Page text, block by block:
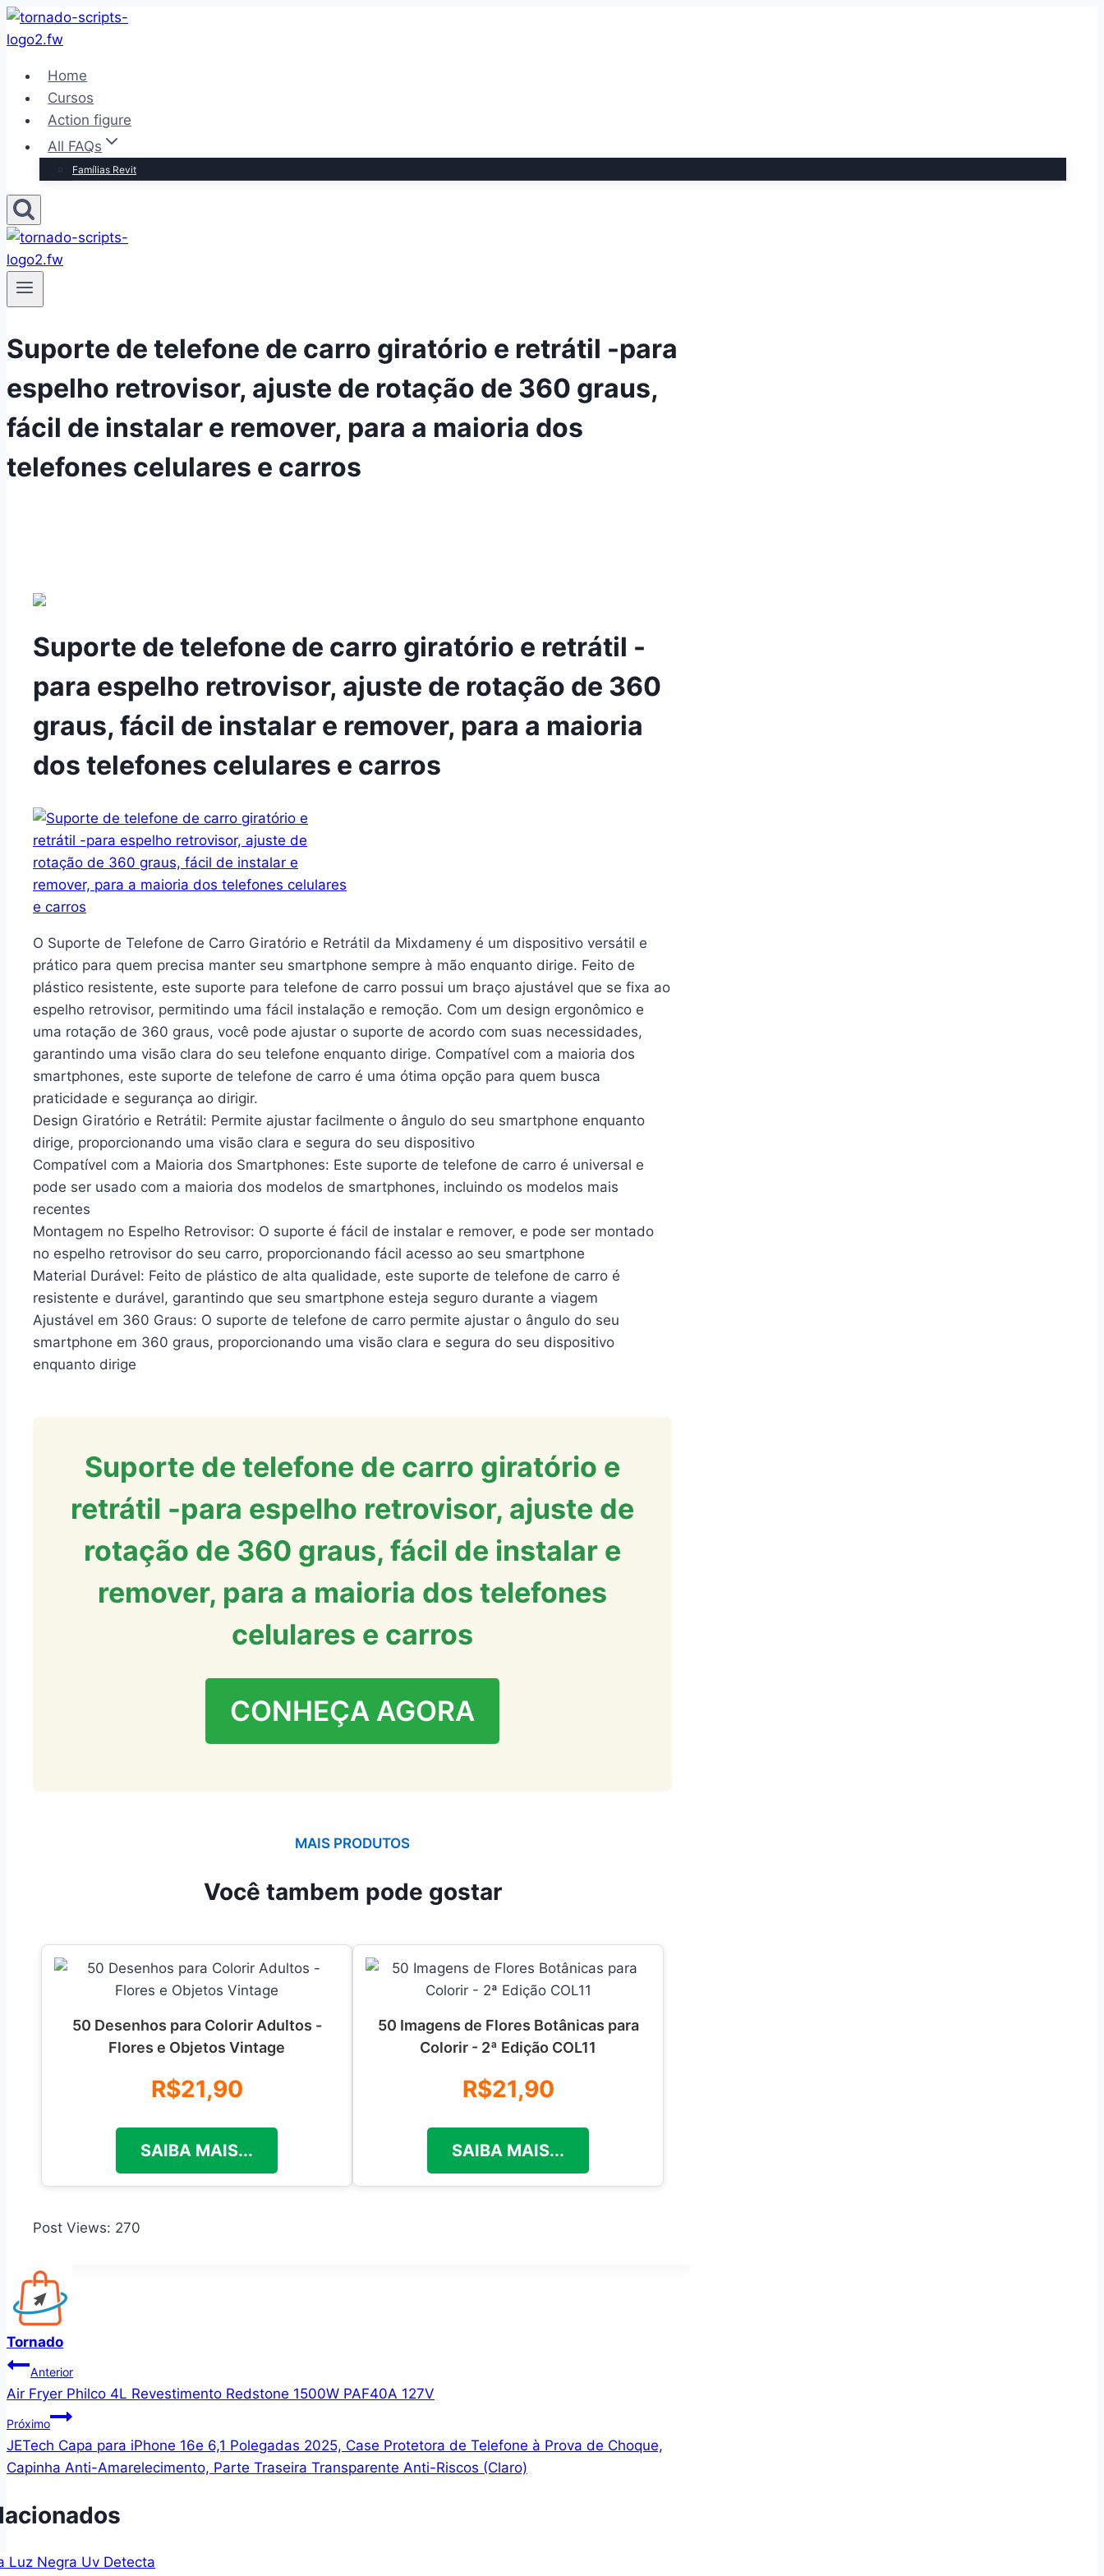
Pular
para
Conteúdo
Home
Cursos
Action figure
All FAQs
Famílias Revit
Suporte de telefone de carro giratório e retrátil -para
espelho retrovisor, ajuste de rotação de 360 ​​graus,
fácil de instalar e remover, para a maioria dos
telefones celulares e carros
Suporte de telefone de carro giratório e retrátil -
para espelho retrovisor, ajuste de rotação de 360 ​​
graus, fácil de instalar e remover, para a maioria
dos telefones celulares e carros
O Suporte de Telefone de Carro Giratório e Retrátil da Mixdameny é um dispositivo versátil e
prático para quem precisa manter seu smartphone sempre à mão enquanto dirige. Feito de
plástico resistente, este suporte para telefone de carro possui um braço ajustável que se fixa ao
espelho retrovisor, permitindo uma fácil instalação e remoção. Com um design ergonômico e
uma rotação de 360 graus, você pode ajustar o suporte de acordo com suas necessidades,
garantindo uma visão clara do seu telefone enquanto dirige. Compatível com a maioria dos
smartphones, este suporte de telefone de carro é uma ótima opção para quem busca
praticidade e segurança ao dirigir.
Design Giratório e Retrátil: Permite ajustar facilmente o ângulo do seu smartphone enquanto
dirige, proporcionando uma visão clara e segura do seu dispositivo
Compatível com a Maioria dos Smartphones: Este suporte de telefone de carro é universal e
pode ser usado com a maioria dos modelos de smartphones, incluindo os modelos mais
recentes
Montagem no Espelho Retrovisor: O suporte é fácil de instalar e remover, e pode ser montado
no espelho retrovisor do seu carro, proporcionando fácil acesso ao seu smartphone
Material Durável: Feito de plástico de alta qualidade, este suporte de telefone de carro é
resistente e durável, garantindo que seu smartphone esteja seguro durante a viagem
Ajustável em 360 Graus: O suporte de telefone de carro permite ajustar o ângulo do seu
smartphone em 360 graus, proporcionando uma visão clara e segura do seu dispositivo
enquanto dirige
Suporte de telefone de carro giratório e
retrátil -para espelho retrovisor, ajuste de
rotação de 360 ​​graus, fácil de instalar e
remover, para a maioria dos telefones
celulares e carros
CONHEÇA AGORA
MAIS PRODUTOS
Você tambem pode gostar
50 Desenhos para Colorir Adultos -
Flores e Objetos Vintage
R$21,90
SAIBA MAIS...
50 Imagens de Flores Botânicas para
Colorir - 2ª Edição COL11
R$21,90
SAIBA MAIS...
Post Views: 270
Tornado
Navegação
de
Post
Anterior
Air Fryer Philco 4L Revestimento Redstone 1500W PAF40A 127V
Próximo
JETech Capa para iPhone 16e 6,1 Polegadas 2025, Case Protetora de Telefone à Prova de Choque,
Capinha Anti-Amarelecimento, Parte Traseira Transparente Anti-Riscos (Claro)